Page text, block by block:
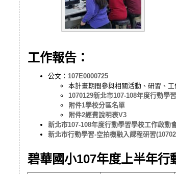
工作報告：
公文： 107E0000725
本計畫期間參與相關活動、研習、
1070129新北市107-108年度行動學
附件1學校分區名單
附件2經費說明表V3
新北市107-108年度行動學習學校工作啟動
新北市行動學習-空拍機融入課程研習
碧華國小107年度上半年行